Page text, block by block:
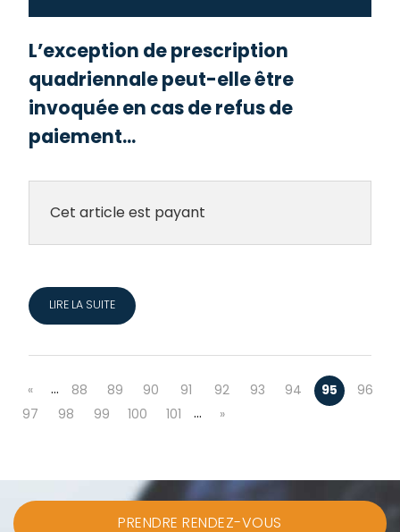
L’exception de prescription
quadriennale peut-elle être
invoquée en cas de refus de
paiement...
Cet article est payant
LIRE LA SUITE
« … 88 89 90 91 92 93 94 95
96
97
98 99 100 101 … »
PRENDRE RENDEZ-VOUS